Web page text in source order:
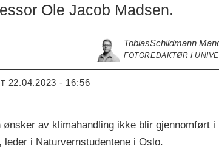
Ole Jacob Madsen.
TobiasSchildmann
FOTOREDAKTØR I
22.04.2023 - 16:56
av klimahandling ikke blir gjennomført
i Naturvernstudentene i Oslo.